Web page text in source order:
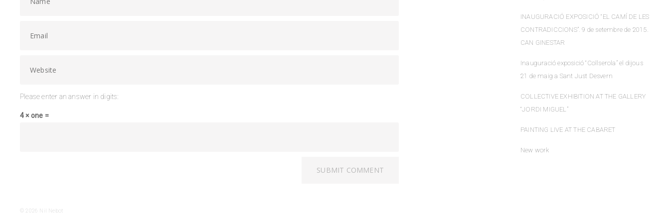
Please enter an answer in digits:
4 × one =
INAUGURACIÓ EXPOSICIÓ “EL CAMÍ DE LES
CONTRADICCIONS”. 9 de setembre de 2015.
CAN GINESTAR
Inauguració exposició “Collserola” el dijous
21 de maig a Sant Just Desvern
COLLECTIVE EXHIBITION AT THE GALLERY
“JORDI MIGUEL”
PAINTING LIVE AT THE CABARET
New work
© 2026 Nil Nebot